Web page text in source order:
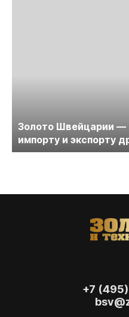
Золото Швейцарии —
импорту и экспорту
+7